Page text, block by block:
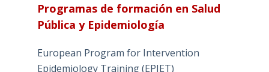
Programas de formación en Salud
Pública y Epidemiología
European Program for Intervention
Epidemiology Training (EPIET)